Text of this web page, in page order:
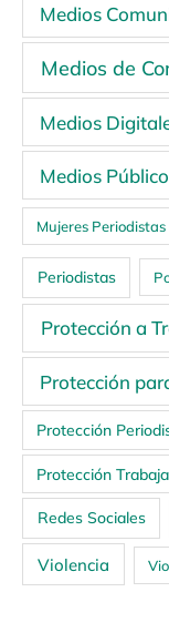
Medios
Medios de
Medios
Medios
Mujeres Periodistas
Periodistas
Protección a
Protección
Protección
Protección
Redes Sociales
Violencia